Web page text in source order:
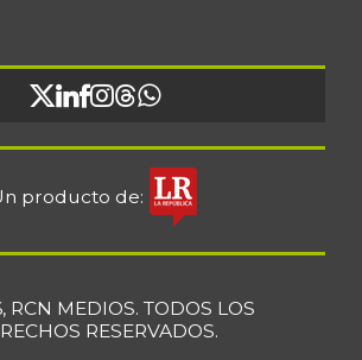
producto de:
RCN MEDIOS. TODOS LOS
RESERVADOS.